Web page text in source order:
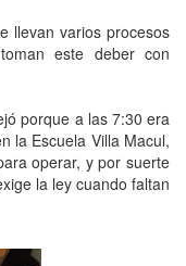
llevan varios procesos
este deber con
porque a las 7:30 era
la Escuela Villa Macul,
operar, y por suerte
la ley cuando faltan